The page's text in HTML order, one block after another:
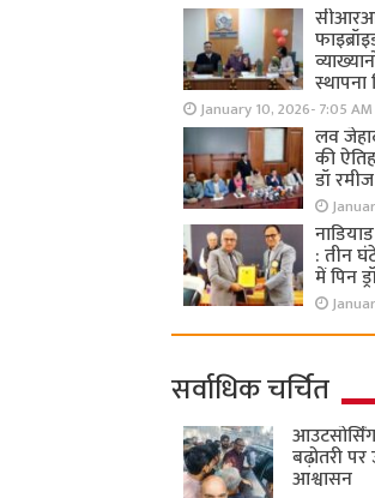
January 10, 2026- 7:05 AM
लव
की
डॉ
: तीन
में पिन
सर्वाधिक चर्चित
बढ़ोतरी पर
आश्वासन